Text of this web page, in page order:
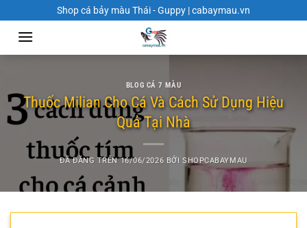
đến
dung
Shop cá bảy màu Thái - Guppy | cabaymau.vn
BLOG CÁ 7 MÀU
Thuốc Milian Cho Cá Và Cách Sử Dụng Hiệu
Quả Tại Nhà
ĐÃ ĐĂNG TRÊN16/06/2026 BỞI SHOPCABAYMAU